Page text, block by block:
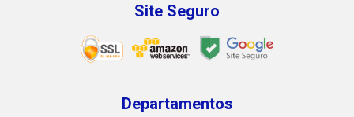
Site Seguro
Departamentos